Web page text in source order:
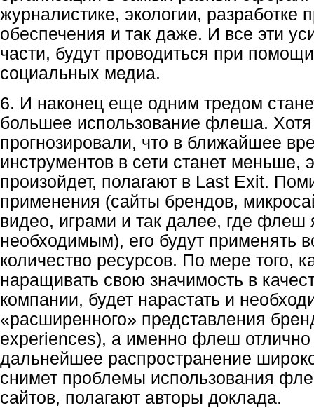
журналистике, экологии, разработке
обеспечения и так даже. И все эти
части, будут проводиться при
социальных медиа.
6. И наконец еще одним тредом
большее использование флеша. Хотя
прогнозировали, что в ближайшее
инструментов в сети станет меньше,
произойдет, полагают в Last Exit.
применения (сайты брендов,
видео, играми и так далее, где флеш
необходимым), его будут применять
количество ресурсов. По мере того,
наращивать свою значимость в
компании, будет нарастать и
«расширенного» представления
experiences), а именно флеш отлично
дальнейшее распространение
снимет проблемы использования
сайтов, полагают авторы доклада.